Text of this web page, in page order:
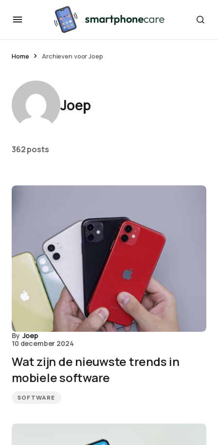
Home Archieven voor Joep
Joep
362 posts
By Joep
10 december 2024
Wat zijn de nieuwste trends in
mobiele software
SOFTWARE